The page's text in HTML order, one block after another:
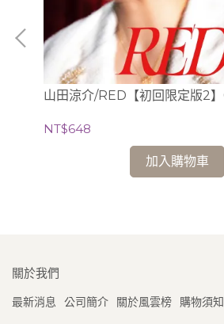
山田涼介/RED【初回限定版2
NT$648
加入購物車
關於我們
最新消息 公司簡介 關於風雲榜 購物須知